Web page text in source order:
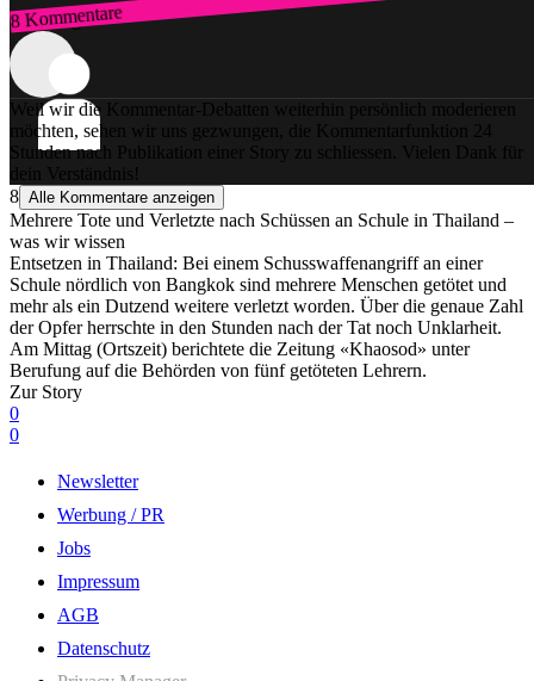
8 Kommentare
Zum Login
Weil wir die Kommentar-Debatten weiterhin persönlich moderieren
möchten, sehen wir uns gezwungen, die Kommentarfunktion 24
Stunden nach Publikation einer Story zu schliessen. Vielen Dank für
dein Verständnis!
8 Alle Kommentare anzeigen
Mehrere Tote und Verletzte nach Schüssen an Schule in Thailand –
was wir wissen
Entsetzen in Thailand: Bei einem Schusswaffenangriff an einer
Schule nördlich von Bangkok sind mehrere Menschen getötet und
mehr als ein Dutzend weitere verletzt worden. Über die genaue Zahl
der Opfer herrschte in den Stunden nach der Tat noch Unklarheit.
Am Mittag (Ortszeit) berichtete die Zeitung «Khaosod» unter
Berufung auf die Behörden von fünf getöteten Lehrern.
Zur Story
0
0
Newsletter
Werbung / PR
Jobs
Impressum
AGB
Datenschutz